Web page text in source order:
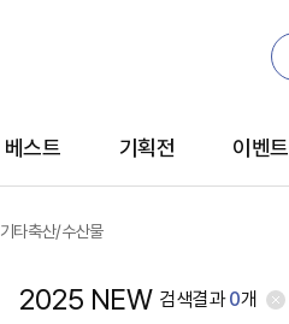
베스트 기획전 이벤트
기타축산/수산물
2025 NEW 검색결과0개